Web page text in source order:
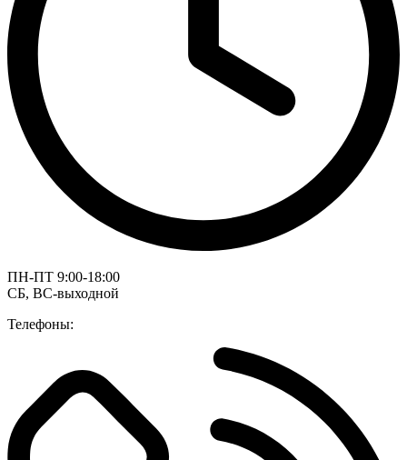
ПН-ПТ 9:00-18:00
СБ, ВС-выходной
Телефоны: